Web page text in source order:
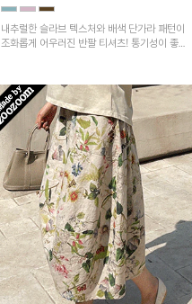
내추럴한 슬라브 텍스처와 배색 단가라 패턴이
조화롭게 어우러진 반팔 티셔츠! 통기성이 좋